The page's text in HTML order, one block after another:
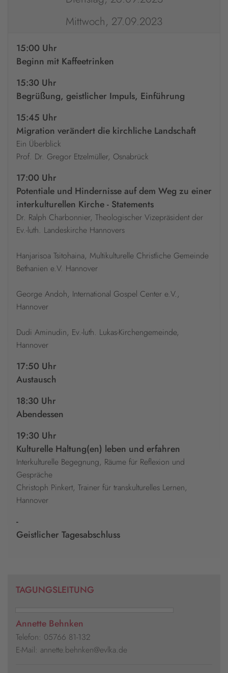
Mittwoch, 27.09.2023
15:00 Uhr
Beginn mit Kaffeetrinken
15:30 Uhr
Begrüßung, geistlicher Impuls, Einführung
15:45 Uhr
Migration verändert die kirchliche Landschaft
Ein Überblick
Prof. Dr. Gregor Etzelmüller, Osnabrück
17:00 Uhr
Potentiale und Hindernisse auf dem Weg zu einer
interkulturellen Kirche - Statements
Dr. Ralph Charbonnier, Theologischer Vizepräsident der
Ev.-luth. Landeskirche Hannovers
Hanjarisoa Tsitohaina, Multikulturelle Christliche Gemeinde
Bethanien e.V. Hannover
George Andoh, International Gospel Center e.V.,
Hannover
Dudi Aminudin, Ev.-luth. Lukas-Kirchengemeinde,
Hannover
17:50 Uhr
Austausch
18:30 Uhr
Abendessen
19:30 Uhr
Kulturelle Haltung(en) leben und erfahren
Interkulturelle Begegnung, Räume für Reflexion und
Gespräche
Christoph Pinkert, Trainer für transkulturelles Lernen,
Hannover
-
Geistlicher Tagesabschluss
TAGUNGSLEITUNG
Annette Behnken
Telefon: 05766 81-132
E-Mail: annette.behnken@evlka.de